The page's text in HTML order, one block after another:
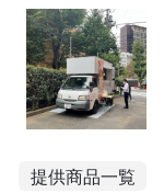
提供商品一覧